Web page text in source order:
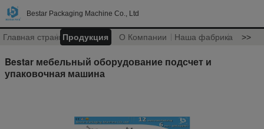
Bestar Packaging Machine Co., Ltd
Главная страницаПродукция О Компании Наша фабрика >>
Bestar мебельный оборудование подсчет и
упаковочная машина